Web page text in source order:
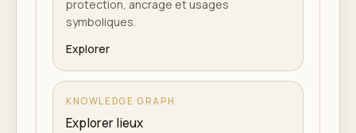
protection, ancrage et usages
symboliques.
Explorer
KNOWLEDGE GRAPH
Explorer lieux